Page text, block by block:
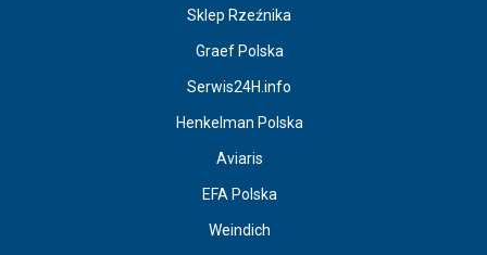
Sklep Rzeźnika
Graef Polska
Serwis24H.info
Henkelman Polska
Aviaris
EFA Polska
Weindich